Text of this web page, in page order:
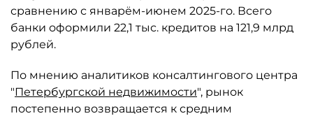
сравнению с январём-июнем 2025-го. Всего
банки оформили 22,1 тыс. кредитов на 121,9 млрд
рублей.
По мнению аналитиков консалтингового центра
"Петербургской недвижимости", рынок
постепенно возвращается к средним